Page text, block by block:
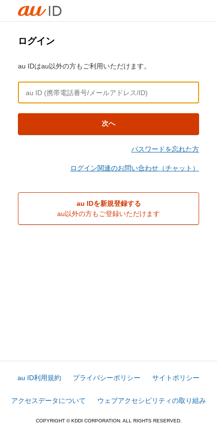
ログイン
au IDはau以外の方もご利用いただけます。
次へ
パスワードを忘れた方
ログイン関連のお問い合わせ（チャット）
au IDを新規登録する
au以外の方もご登録いただけます
au ID利用規約 プライバシーポリシー サイトポリシー
アクセスデータについて ウェブアクセシビリティの取り組み
COPYRIGHT © KDDI CORPORATION. ALL RIGHTS RESERVED.